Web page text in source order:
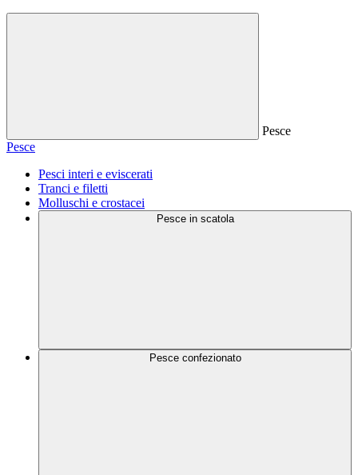
Pesce
Pesce
Pesci interi e eviscerati
Tranci e filetti
Molluschi e crostacei
Pesce in scatola
Pesce confezionato